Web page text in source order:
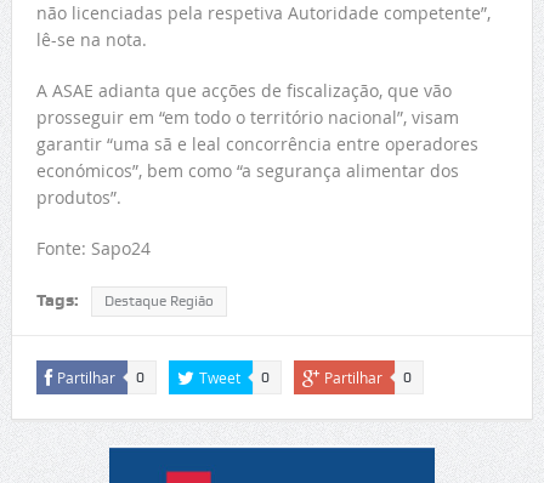
não licenciadas pela respetiva Autoridade competente”,
lê-se na nota.
A ASAE adianta que acções de fiscalização, que vão
prosseguir em “em todo o território nacional”, visam
garantir “uma sã e leal concorrência entre operadores
económicos”, bem como “a segurança alimentar dos
produtos”.
Fonte: Sapo24
Tags: Destaque Região
Partilhar 0 Tweet 0 Partilhar 0